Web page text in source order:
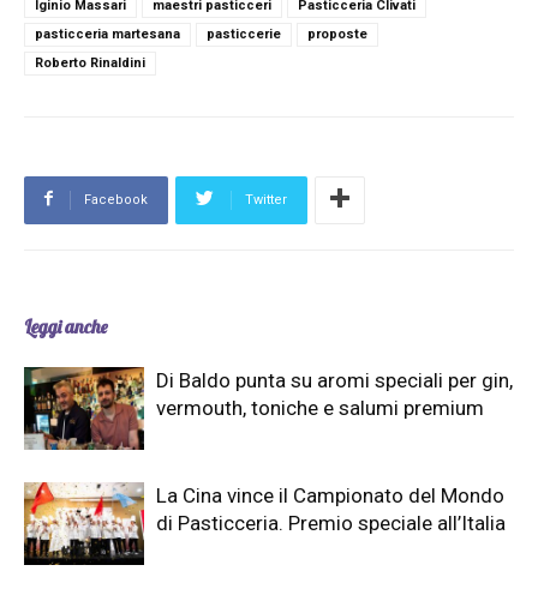
Iginio Massari
maestri pasticceri
Pasticceria Clivati
pasticceria martesana
pasticcerie
proposte
Roberto Rinaldini
Facebook Twitter
Leggi anche
Di Baldo punta su aromi speciali per gin,
vermouth, toniche e salumi premium
La Cina vince il Campionato del Mondo
di Pasticceria. Premio speciale all’Italia